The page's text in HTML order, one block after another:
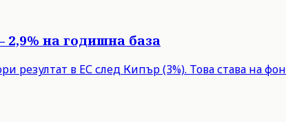
2,9% на годишна база
в ЕС след Кипър (3%). Това става на